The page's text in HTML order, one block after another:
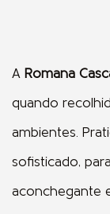
A Romana
quando
ambientes.
sofisticado,
aconchegante